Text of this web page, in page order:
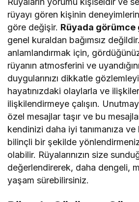
rüyayı gören kişinin
göre değişir. Rüyada görümce
genel kuraldan bağımsız değildir.
anlamlandırmak için,
rüyanın atmosferini ve
duygularınızı dikkatle
hayatınızdaki olaylarla ve
ilişkilendirmeye çalışın.
özel mesajlar taşır ve bu
kendinizi daha iyi tanımanıza ve
bilinçli bir şekilde
olabilir. Rüyalarınızın size
değerlendirerek, daha dengeli,
yaşam sürebilirsiniz.